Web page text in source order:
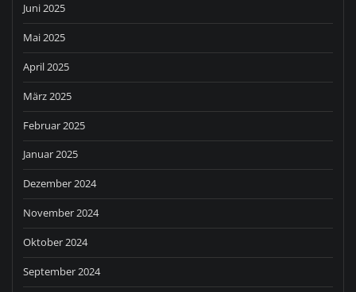
Juni 2025
Mai 2025
April 2025
März 2025
Februar 2025
Januar 2025
Dezember 2024
November 2024
Oktober 2024
September 2024